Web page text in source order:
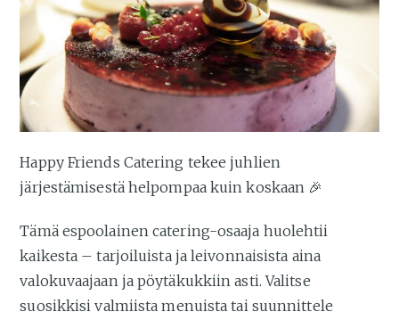
Happy Friends Catering tekee juhlien
järjestämisestä helpompaa kuin koskaan 🎉
Tämä espoolainen catering-osaaja huolehtii
kaikesta – tarjoiluista ja leivonnaisista aina
valokuvaajaan ja pöytäkukkiin asti. Valitse
suosikkisi valmiista menuista tai suunnittele